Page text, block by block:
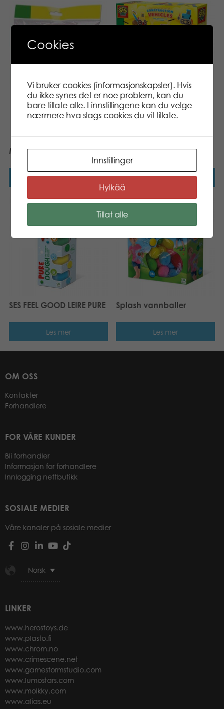
Maleforkle 3-8 år
Les mer
SES MODELLEIRE
ANLEGGSMASKINER
Les mer
SES FEEL GOOD LEIRE PURE
Les mer
Splash vannballer
Les mer
OM OSS
Kontakter
Forhandlere
FOR VÅRE KUNDER
Bli forhandler
Informasjon for forhandlere
Innlogging nettbutikk
SOSIALE MEDIER
Våre kanaler på sosiale medier
Norsk
LINKER
www.herostoys.de
www.plasto.fi
www.chrom.no
www.crimescene.net
www.gamestormstudio.com
www.lumostars.com
www.molkky.com
www.alias.eu
Cookies
Vi bruker cookies (informasjonskapsler). Hvis
du ikke synes det er noe problem, kan du
bare tillate alle. I innstillingene kan du velge
nærmere hva slags cookies du vil tillate.
Innstillinger
Hylkää
Tillat alle